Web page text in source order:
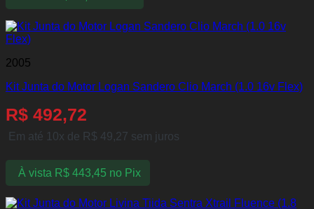
2005
Kit Junta do Motor Logan Sandero Clio March (1.0 16v Flex)
R$ 492,72
Em até 10x de R$ 49,27 sem juros
À vista R$443,45 no Pix